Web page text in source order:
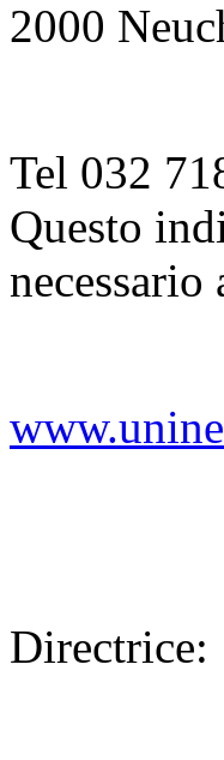
2000
Tel 032
Questo
Directrice: